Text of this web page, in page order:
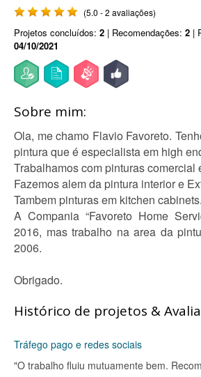
(5.0 - 2 avaliações)
Projetos concluídos: 2 | Recomendações: 2 |
04/10/2021
Sobre mim:
Ola, me chamo Flavio Favoreto.
pintura que é especialista em high
Trabalhamos com pinturas comercial
Fazemos alem da pintura interior e
Tambem pinturas em kitchen cabinets.
A Compania “Favoreto Home
2016, mas trabalho na area da
2006.
Obrigado.
Histórico de projetos &
Tráfego pago e redes sociais
"O trabalho fluiu mutuamente bem.